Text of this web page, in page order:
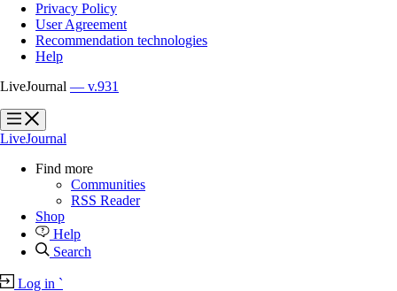
Privacy Policy
User Agreement
Recommendation technologies
Help
LiveJournal — v.931
?
?
LiveJournal
Find more
Communities
RSS Reader
Shop
Help
Search
Log in `